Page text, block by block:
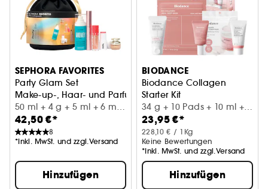
SEPHORA FAVORITES
Party Glam Set
Make-up-, Haar- und Parfum-Set
50 ml + 4 g + 5 ml + 6 ml
+ 8 ml
42,50 €*
8
*Inkl. MwSt. und zzgl.Versand
Hinzufügen
BIODANCE
Biodance Collagen
Starter Kit
Set zur Feuchtigkeitspflege
34 g + 10 Pads + 10 ml +
10 ml + 20 ml
23,95 €*
228,10 € / 1Kg
Keine Bewertungen
*Inkl. MwSt. und zzgl.Versand
Hinzufügen